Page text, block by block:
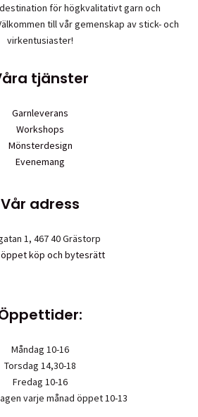
kan
väljas
för högkvalitativt garn och
till vår gemenskap av stick- och
virkentusiaster!
tjänster
Garnleverans
Workshops
Mönsterdesign
Evenemang
Vår adress
1, 467 40 Grästorp
köp och bytesrätt
Måndag 10-16
Torsdag 14,30-18
Fredag 10-16
varje månad öppet 10-13